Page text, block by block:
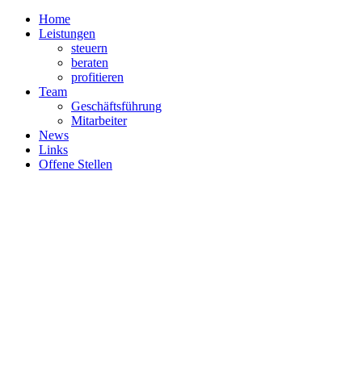
Home
Leistungen
steuern
beraten
profitieren
Team
Geschäftsführung
Mitarbeiter
News
Links
Offene Stellen